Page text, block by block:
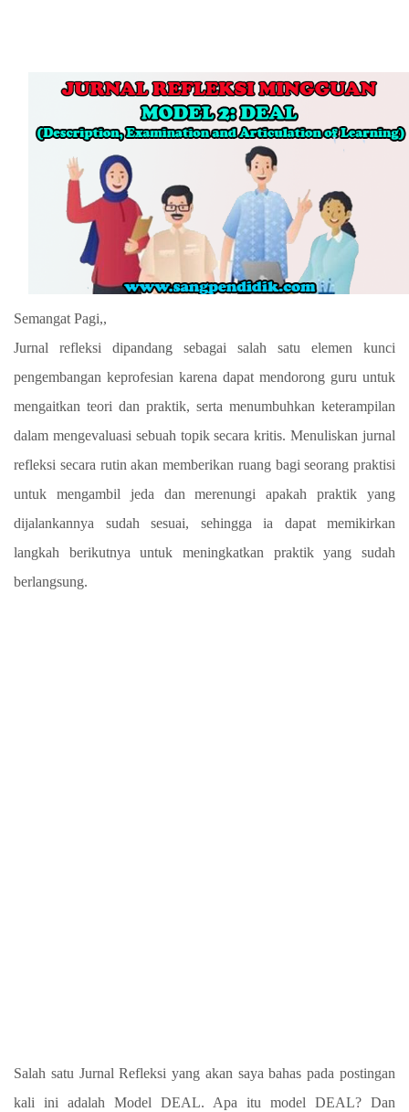
Semangat Pagi,,
Jurnal refleksi dipandang sebagai salah satu elemen kunci
pengembangan keprofesian karena dapat mendorong guru untuk
mengaitkan teori dan praktik, serta menumbuhkan keterampilan
dalam mengevaluasi sebuah topik secara kritis. Menuliskan jurnal
refleksi secara rutin akan memberikan ruang bagi seorang praktisi
untuk mengambil jeda dan merenungi apakah praktik yang
dijalankannya sudah sesuai, sehingga ia dapat memikirkan
langkah berikutnya untuk meningkatkan praktik yang sudah
berlangsung.
Salah satu Jurnal Refleksi yang akan saya bahas pada postingan
kali ini adalah Model DEAL. Apa itu model DEAL? Dan